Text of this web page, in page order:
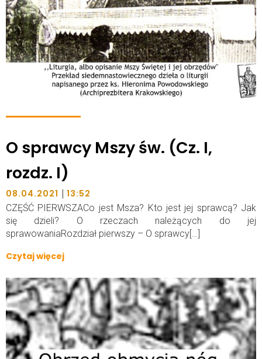
O sprawcy Mszy św. (Cz. I,
rozdz. I)
08.04.2021 | 13:52
CZĘŚĆ PIERWSZACo jest Msza? Kto jest jej sprawcą? Jak
się dzieli? O rzeczach należących do jej
sprawowaniaRozdział pierwszy – O sprawcy[…]
Czytaj więcej